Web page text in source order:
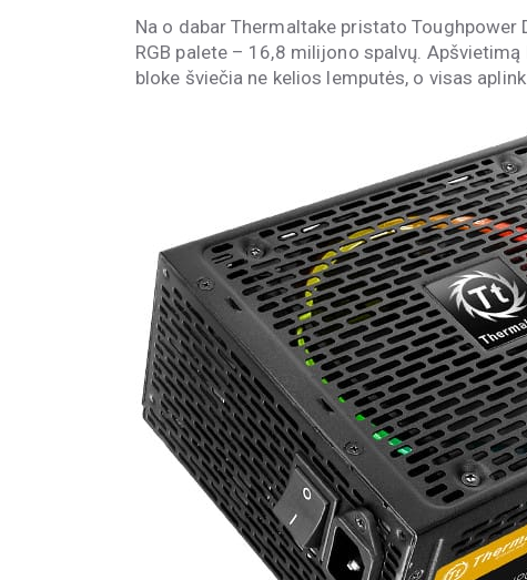
Na o dabar Thermaltake pristato Toughpower
RGB palete – 16,8 milijono spalvų.
bloke šviečia ne kelios lemputės, o visas